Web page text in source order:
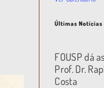
Últimas Notícias
FOUSP dá
Prof. Dr.
Costa